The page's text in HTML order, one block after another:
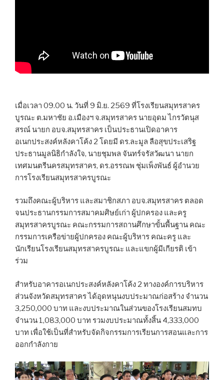
เมื่อเวลา 09.00 น. วันที่ 9 มิ.ย. 2569 ที่โรงเรียนสมุทรสาคร
บูรณะ ต.มหาชัย อ.เมืองฯ จ.สมุทรสาคร นายอุดม ไกรวัตนุส
สรณ์ นายก อบจ.สมุทรสาคร เป็นประธานเปิดอาคาร
อเนกประสงค์หลังคาโค้ง 2 โดยมี ดร.ละมูล ลือสุขประเสริฐ
ประธานมูลนิธิกำลังใจ, นายชุมพล จันทร์จรัสวัฒนา นายก
เทศมนตรีนครสมุทรสาคร, ดร.อรรณพ ชุ่มเพ็งพันธ์ ผู้อำนวย
การโรงเรียนสมุทรสาครบูรณะ
รวมถึงคณะผู้บริหาร และสมาชิกสภา อบจ.สมุทรสาคร ตลอด
จนประธานกรรมการสมาคมศิษย์เก่า ผู้ปกครอง และครู
สมุทรสาครบูรณะ คณะกรรมการสถานศึกษาขั้นพื้นฐาน คณะ
กรรมการเครือข่ายผู้ปกครอง คณะผู้บริหาร คณะครู และ
นักเรียนโรงเรียนสมุทรสาครบูรณะ และแขกผู้มีเกียรติ เข้า
ร่วม
สำหรับอาคารอเนกประสงค์หลังคาโค้ง 2 ทางองค์การบริหาร
ส่วนจังหวัดสมุทรสาคร ได้อุดหนุนงบประมาณก่อสร้าง จำนวน
3,250,000 บาท และงบประมาณในส่วนของโรงเรียนสมทบ
จำนวน 1,083,000 บาท รวมงบประมาณทั้งสิ้น 4,333,000
บาท เพื่อใช้เป็นที่สำหรับจัดกิจกรรมการเรียนการสอนและการ
ออกกำลังกาย